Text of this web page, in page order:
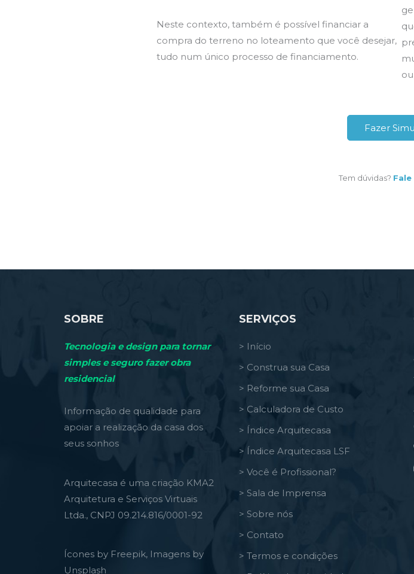
Neste contexto, também é possível financiar a
compra do terreno no loteamento que você desejar,
tudo num único processo de financiamento.
Fazer
Tem dúvidas?
SOBRE
Tecnologia e design para tornar
simples e seguro fazer obra
residencial
Informação de qualidade para
apoiar a realização da casa dos
seus sonhos
Arquitecasa é uma criação KMA2
Arquitetura e Serviços Virtuais
Ltda., CNPJ 09.214.816/0001-92
Ícones by Freepik, Imagens by
Unsplash
SERVIÇOS
> Início
> Construa sua Casa
> Reforme sua Casa
> Calculadora de Custo
> Índice Arquitecasa
> Índice Arquitecasa LSF
> Você é Profissional?
> Sala de Imprensa
> Sobre nós
> Contato
> Termos e condições